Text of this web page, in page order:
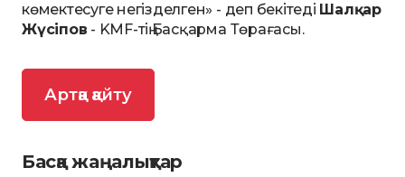
көмектесуге негізделген» - деп бекітеді Шалқар
Жүсіпов - KMF-тің Басқарма Төрағасы.
Артқа қайту
Басқа жаңалықтар